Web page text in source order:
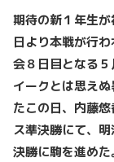
期待の新１年生
日より本戦が行
会８日目となる
イークとは思え
たこの日、内藤
ス準決勝にて、
決勝に駒を進めた